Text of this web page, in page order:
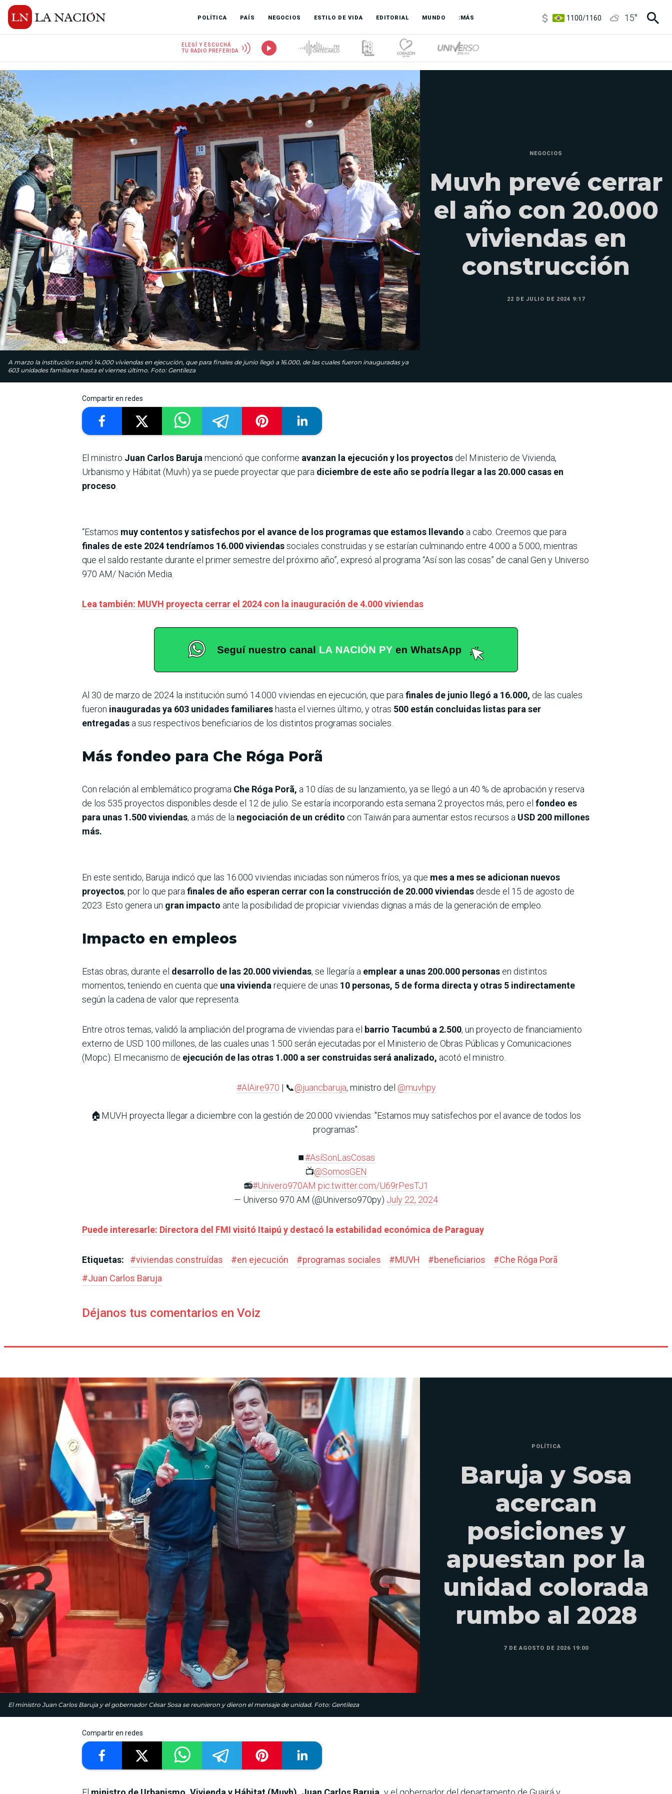
POLÍTICA PAÍS NEGOCIOS ESTILO DE VIDA EDITORIAL MUNDO :MÁS
3,8/4
15°
ELEGÍ Y ESCUCHÁ
TU RADIO PREFERIDA
A marzo la institución sumó 14.000 viviendas en ejecución, que para finales de junio llegó a 16.000, de las cuales fueron inauguradas ya
603 unidades familiares hasta el viernes último. Foto: Gentileza
NEGOCIOS
Muvh prevé cerrar
el año con 20.000
viviendas en
construcción
22 DE JULIO DE 2024 9:17
Compartir en redes
El ministro Juan Carlos Baruja mencionó que conforme avanzan la ejecución y los proyectos del Ministerio de Vivienda,
Urbanismo y Hábitat (Muvh) ya se puede proyectar que para diciembre de este año se podría llegar a las 20.000 casas en
proceso
“Estamos muy contentos y satisfechos por el avance de los programas que estamos llevando a cabo. Creemos que para
finales de este 2024 tendríamos 16.000 viviendassociales construidas y se estarían culminando entre 4.000 a 5.000, mientras
que el saldo restante durante el primer semestre del próximo año”, expresó al programa “Así son las cosas” de canal Gen y Universo
970 AM/ Nación Media.
Lea también: MUVH proyecta cerrar el 2024 con la inauguración de 4.000 viviendas
Al 30 de marzo de 2024 la institución sumó 14.000 viviendas en ejecución, que para finales de junio llegó a 16.000, de las cuales
fueron inauguradas ya 603 unidades familiareshasta el viernes último, y otras 500 están concluidas listas para ser
entregadas a sus respectivos beneficiarios de los distintos programas sociales.
Más fondeo para Che Róga Porã
Con relación al emblemático programa Che Róga Porã, a 10 días de su lanzamiento, ya se llegó a un 40 % de aprobación y reserva
de los 535 proyectos disponibles desde el 12 de julio. Se estaría incorporando esta semana 2 proyectos más, pero el fondeo es
para unas 1.500 viviendas, a más de la negociación de un crédito con Taiwán para aumentar estos recursos a USD 200 millones
más.
En este sentido, Baruja indicó que las 16.000 viviendas iniciadas son números fríos, ya que mes a mes se adicionan nuevos
proyectos, por lo que para finales de año esperan cerrar con la construcción de 20.000 viviendas desde el 15 de agosto de
2023. Esto genera un gran impacto ante la posibilidad de propiciar viviendas dignas a más de la generación de empleo.
Impacto en empleos
Estas obras, durante el desarrollo de las 20.000 viviendas, se llegaría a emplear a unas 200.000 personas en distintos
momentos, teniendo en cuenta que una vivienda requiere de unas 10 personas, 5 de forma directa y otras 5 indirectamente
según la cadena de valor que representa.
Entre otros temas, validó la ampliación del programa de viviendas para el barrio Tacumbú a 2.500, un proyecto de financiamiento
externo de USD 100 millones, de las cuales unas 1.500 serán ejecutadas por el Ministerio de Obras Públicas y Comunicaciones
(Mopc). El mecanismo de ejecución de las otras 1.000 a ser construidas será analizado, acotó el ministro.
#AlAire970 | 📞@juancbaruja, ministro del @muvhpy
🏠MUVH proyecta llegar a diciembre con la gestión de 20.000 viviendas: "Estamos muy satisfechos por el avance de todos los
programas".
⏹️#AsíSonLasCosas
📺@SomosGEN
📻#Univero970AM pic.twitter.com/U69rPesTJ1
— Universo 970 AM (@Universo970py) July 22, 2024
Puede interesarle: Directora del FMI visitó Itaipú y destacó la estabilidad económica de Paraguay
Etiquetas: #viviendas construídas #en ejecución #programas sociales #MUVH #beneficiarios #Che Róga Porã
#Juan Carlos Baruja
Déjanos tus comentarios en Voiz
El ministro Juan Carlos Baruja y el gobernador César Sosa se reunieron y dieron el mensaje de unidad. Foto: Gentileza
POLÍTICA
Baruja y Sosa
acercan
posiciones y
apuestan por la
unidad colorada
rumbo al 2028
7 DE AGOSTO DE 2026 19:00
Compartir en redes